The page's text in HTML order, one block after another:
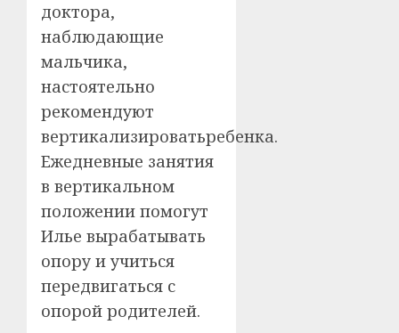
доктора,
наблюдающие
мальчика,
настоятельно
рекомендуют
вертикализироватьребенка.
Ежедневные занятия
в вертикальном
положении помогут
Илье вырабатывать
опору и учиться
передвигаться с
опорой родителей.